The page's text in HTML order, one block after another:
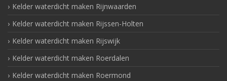
Kelder waterdicht maken Rijnwaarden
Kelder waterdicht maken Rijssen-Holten
Kelder waterdicht maken Rijswijk
Kelder waterdicht maken Roerdalen
Kelder waterdicht maken Roermond